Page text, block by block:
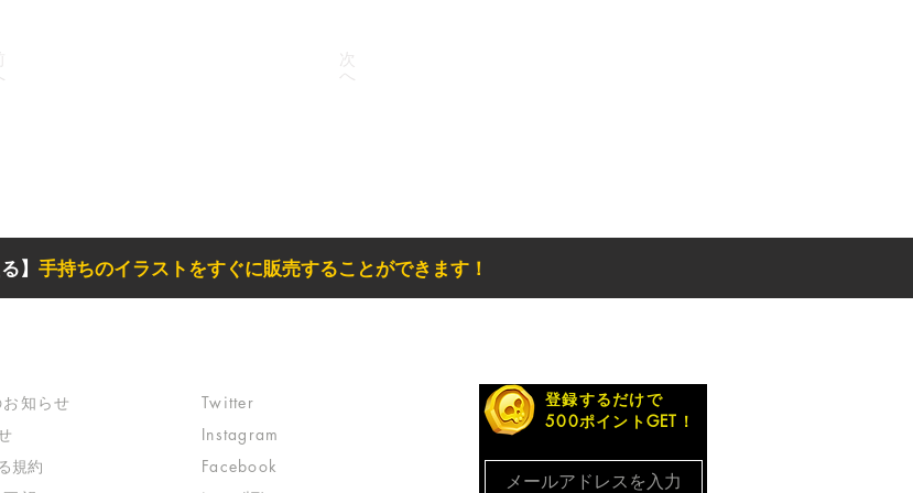
次
へ
】 手持ちのイラストをすぐに販売することができます！
知らせ
規約
Twitter
Instagram
Facebook
登録するだけで
500ポイントGET！